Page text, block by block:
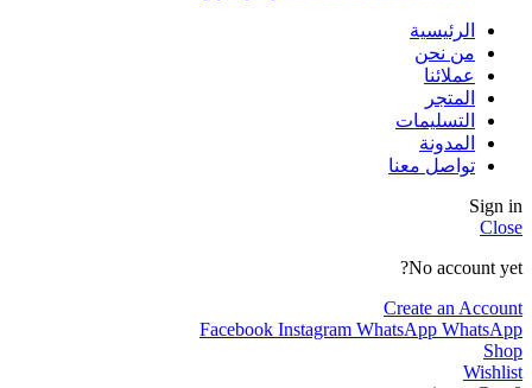
الرئيسية
من نحن
عملائنا
المتجر
التسليمات
المدونة
تواصل معنا
Sign in
Close
No account yet?
Create an Account
Facebook Instagram WhatsApp WhatsApp
Shop
Wishlist